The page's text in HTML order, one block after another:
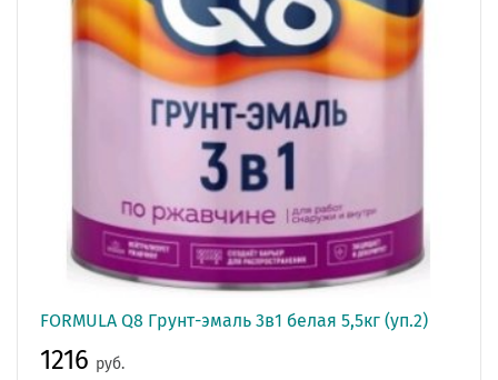
FORMULA Q8 Грунт-эмаль 3в1 белая 5,5кг (уп.2)
1216 руб.